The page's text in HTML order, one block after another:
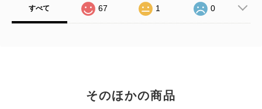
すべて 67 1 0
そのほかの商品